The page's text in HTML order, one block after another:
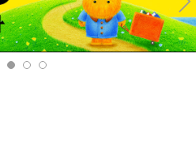
Ne
xt